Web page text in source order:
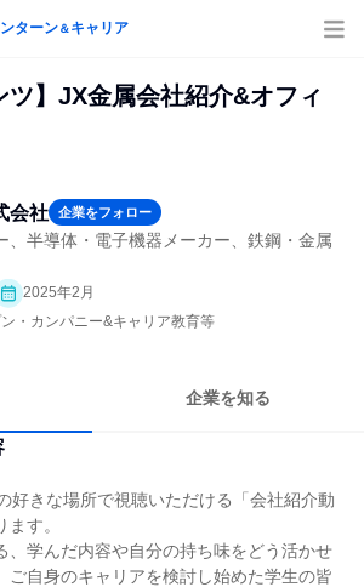
ターン＆キャリア
ツ】JX金属会社紹介&オフィ
会社 企業をフォロー
、半導体・電子機器メーカー、鉄鋼・金属
2025年2月
・カンパニー&キャリア教育等
企業を知る
好きな場所で視聴いただける「会社紹介動
す。
、学んだ内容や自分の持ち味をどう活かせ
ご自身のキャリアを検討し始めた学生の皆